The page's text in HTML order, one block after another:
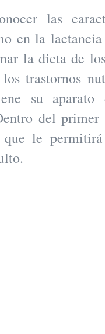
las
en la
la dieta de
trastornos
su
del primer
que le